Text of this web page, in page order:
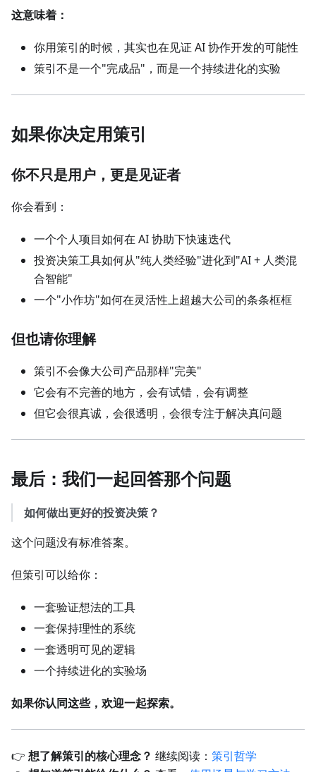
这意味着：
你用策引的时候，其实也在见证 AI 协作开发的可能性
策引不是一个"完成品"，而是一个持续进化的实验
如果你决定用策引
你不只是用户，更是见证者
你会看到：
一个个人项目如何在 AI 协助下快速迭代
投资决策工具如何从"纯人类经验"进化到"AI + 人类混
合智能"
一个"小作坊"如何在灵活性上超越大公司的条条框框
但也请你理解
策引不会像大公司产品那样"完美"
它会有不完善的地方，会有试错，会有调整
但它会很真诚，会很透明，会很专注于解决真问题
最后：我们一起回答那个问题
如何做出更好的投资决策？
这个问题没有标准答案。
但策引可以给你：
一套验证想法的工具
一套保持理性的系统
一套透明可见的逻辑
一个持续进化的实验场
如果你认同这些，欢迎一起探索。
👉 想了解策引的核心理念？ 继续阅读： 策引哲学